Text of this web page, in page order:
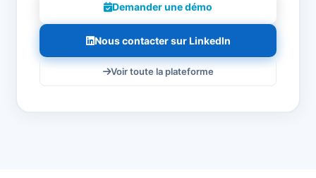
Demander une démo
Nous contacter sur LinkedIn
Voir toute la plateforme